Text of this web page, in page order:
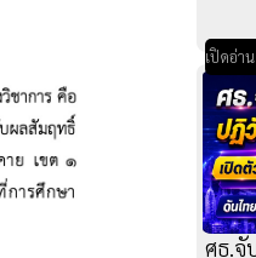
เปิดอ่า
ศธ.จั